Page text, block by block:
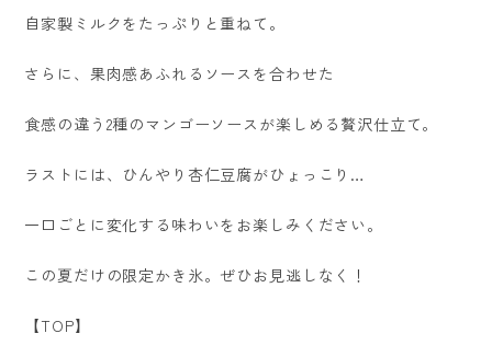
自家製ミルクをたっぷりと重ねて。
さらに、果肉感あふれるソースを合わせた
食感の違う2種のマンゴーソースが楽しめる贅沢仕立て。
ラストには、ひんやり杏仁豆腐がひょっこり…
一口ごとに変化する味わいをお楽しみください。
この夏だけの限定かき氷。ぜひお見逃しなく！
【TOP】